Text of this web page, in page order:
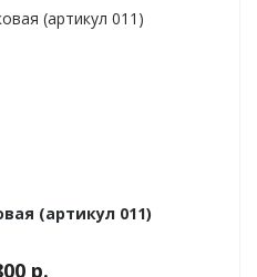
(артикул 011)
р.